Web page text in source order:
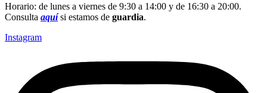
Horario: de lunes a viernes de 9:30 a 14:00 y de 16:30 a 20:00.
Consulta aquísi estamos de guardia.
Instagram